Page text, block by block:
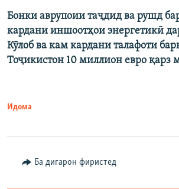
Бонки аврупоии таҷдид ва рушд
кардани иншоотҳои энергетикӣ
Кӯлоб ва кам кардани талафоти
Тоҷикистон 10 миллион евро қарз
Идома
Ба дигарон фиристед